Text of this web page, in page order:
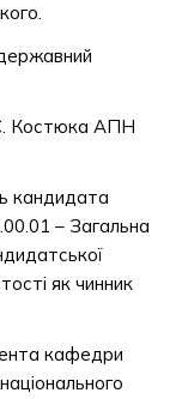
Костюка АПН
кандидата
– Загальна
як чинник
кафедри